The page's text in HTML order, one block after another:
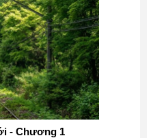
- Chương 1